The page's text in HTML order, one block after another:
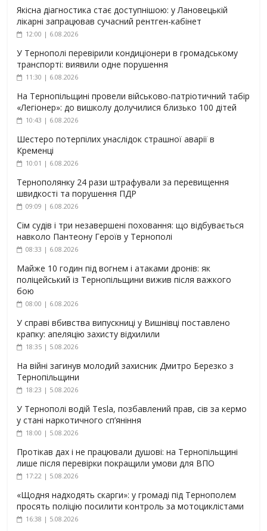
Якісна діагностика стає доступнішою: у Лановецькій
лікарні запрацював сучасний рентген-кабінет
12:00 | 6.08.2026
У Тернополі перевірили кондиціонери в громадському
транспорті: виявили одне порушення
11:30 | 6.08.2026
На Тернопільщині провели військово-патріотичний табір
«Легіонер»: до вишколу долучилися близько 100 дітей
10:43 | 6.08.2026
Шестеро потерпілих унаслідок страшної аварії в
Кременці
10:01 | 6.08.2026
Тернополянку 24 рази штрафували за перевищення
швидкості та порушення ПДР
09:09 | 6.08.2026
Сім судів і три незавершені поховання: що відбувається
навколо Пантеону Героїв у Тернополі
08:33 | 6.08.2026
Майже 10 годин під вогнем і атаками дронів: як
поліцейський із Тернопільщини вижив після важкого
бою
08:00 | 6.08.2026
У справі вбивства випускниці у Вишнівці поставлено
крапку: апеляцію захисту відхилили
18:35 | 5.08.2026
На війні загинув молодий захисник Дмитро Березко з
Тернопільщини
18:23 | 5.08.2026
У Тернополі водій Tesla, позбавлений прав, сів за кермо
у стані наркотичного сп’яніння
18:00 | 5.08.2026
Протікав дах і не працювали душові: на Тернопільщині
лише після перевірки покращили умови для ВПО
17:22 | 5.08.2026
«Щодня надходять скарги»: у громаді під Тернополем
просять поліцію посилити контроль за мотоциклістами
16:38 | 5.08.2026